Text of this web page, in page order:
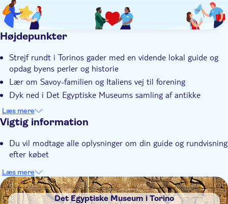
Højdepunkter
Strejf rundt i Torinos gader med en vidende lokal guide og
opdag byens perler og historie
Lær om Savoy-familien og Italiens vej til forening
Dyk ned i Det Egyptiske Museums samling af antikke
Tag billeder af faraoer og grave og rejs 5000 år tilbage i
tiden
Nyd en privat rundvisning med en dygtig, lokal guide med
stor viden om Torino og det gamle Egypten.
Læs mere
Vigtig information
Du vil modtage alle oplysninger om din guide og rundvisning
efter købet
Læs mere
DSA1Det Egyptiske Museum i Torino
Det Egyptiske Museum i Torino